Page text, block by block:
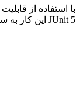
JUnit 5 این کار به سادگی انجام می‌شود.